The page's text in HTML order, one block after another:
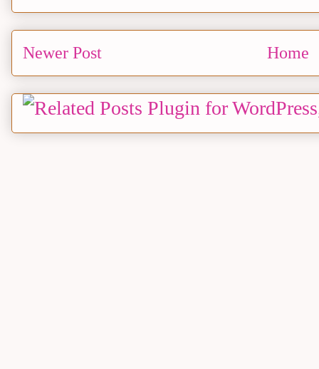
Newer Post Home